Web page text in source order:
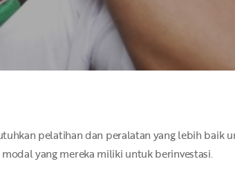
pelatihan dan peralatan yang lebih baik
yang mereka miliki untuk berinvestasi.